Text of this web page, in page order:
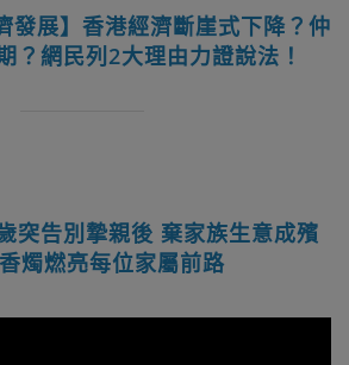
發展】香港經濟斷崖式下降？仲
？網民列2大理由力證說法！
突告別摯親後 棄家族生意成殯
燭燃亮每位家屬前路